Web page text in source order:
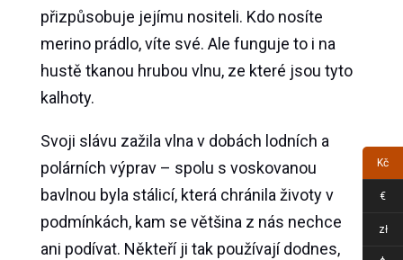
přizpůsobuje jejímu nositeli. Kdo nosíte
merino prádlo, víte své. Ale funguje to i na
hustě tkanou hrubou vlnu, ze které jsou tyto
kalhoty.
Svoji slávu zažila vlna v dobách lodních a
polárních výprav – spolu s voskovanou
bavlnou byla stálicí, která chránila životy v
podmínkách, kam se většina z nás nechce
ani podívat. Někteří ji tak používají dodnes,
Kč
€
zł